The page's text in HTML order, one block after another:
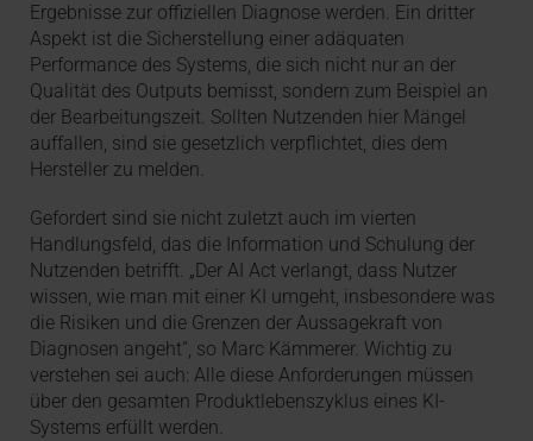
Ergebnisse zur offiziellen Diagnose werden. Ein dritter
Aspekt ist die Sicherstellung einer adäquaten
Performance des Systems, die sich nicht nur an der
Qualität des Outputs bemisst, sondern zum Beispiel an
der Bearbeitungszeit. Sollten Nutzenden hier Mängel
auffallen, sind sie gesetzlich verpflichtet, dies dem
Hersteller zu melden.
Gefordert sind sie nicht zuletzt auch im vierten
Handlungsfeld, das die Information und Schulung der
Nutzenden betrifft. „Der AI Act verlangt, dass Nutzer
wissen, wie man mit einer KI umgeht, insbesondere was
die Risiken und die Grenzen der Aussagekraft von
Diagnosen angeht“, so Marc Kämmerer. Wichtig zu
verstehen sei auch: Alle diese Anforderungen müssen
über den gesamten Produktlebenszyklus eines KI-
Systems erfüllt werden.